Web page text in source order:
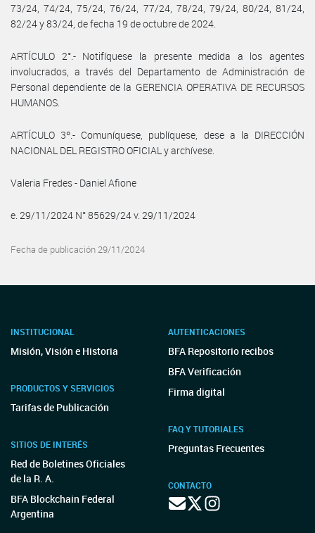
73/24, 74/24, 75/24, 76/24, 77/24, 78/24, 79/24, 80/24, 81/24,
82/24 y 83/24, de fecha 19 de octubre de 2024.
ARTÍCULO 2°.- Notifíquese la presente medida a los agentes
involucrados, a través del Departamento de Administración de
Personal dependiente de la GERENCIA OPERATIVA DE RECURSOS
HUMANOS.
ARTÍCULO 3º.- Comuníquese, publíquese, dese a la DIRECCIÓN
NACIONAL DEL REGISTRO OFICIAL y archívese.
Valeria Fredes - Daniel Afione
e. 29/11/2024 N° 85629/24 v. 29/11/2024
Fecha de publicación 29/11/2024
INSTITUCIONAL
Misión, Visión e Historia
PRODUCTOS Y SERVICIOS
Tarifas de Publicación
SITIOS DE INTERÉS
Red de Boletines Oficiales
de la R. A.
BFA Blockchain Federal
Argentina
AUTENTICACIONES
BFA Repositorio recibos
BFA Verificación
Firma digital
FAQ Y TUTORIALES
Preguntas Frecuentes
CONTACTO